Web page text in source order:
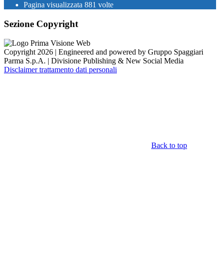
Pagina visualizzata 881 volte
Sezione Copyright
Copyright 2026 | Engineered and powered by Gruppo Spaggiari
Parma S.p.A. | Divisione Publishing & New Social Media
Disclaimer trattamento dati personali
Back to top